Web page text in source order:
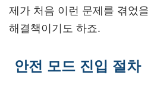
제가 처음 이런 문제를 겪었
해결책이기도 하죠.
안전 모드 진입 절차